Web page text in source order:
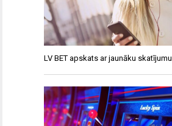
LV BET apskats ar jaunāku skatījumu